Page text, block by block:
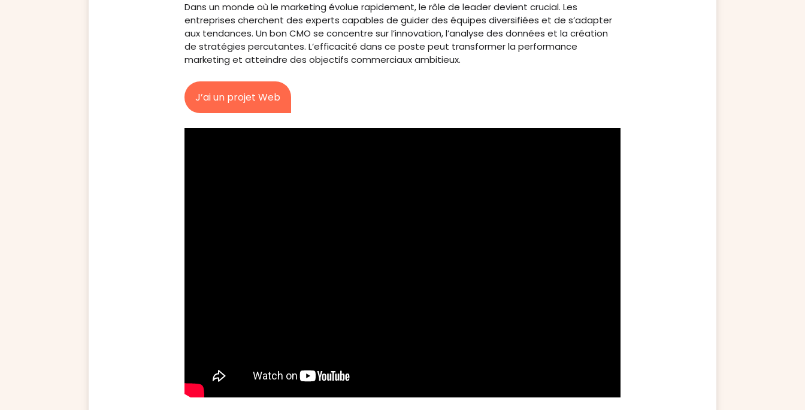
Dans un monde où le marketing évolue rapidement, le rôle de leader devient crucial. Les
entreprises cherchent des experts capables de guider des équipes diversifiées et de s’adapter
aux tendances. Un bon CMO se concentre sur l’innovation, l’analyse des données et la création
de stratégies percutantes. L’efficacité dans ce poste peut transformer la performance
marketing et atteindre des objectifs commerciaux ambitieux.
J’ai un projet Web